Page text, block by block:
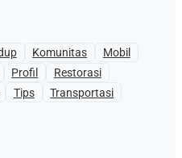
Komunitas
Mobil
Profil
Restorasi
Tips
Transportasi